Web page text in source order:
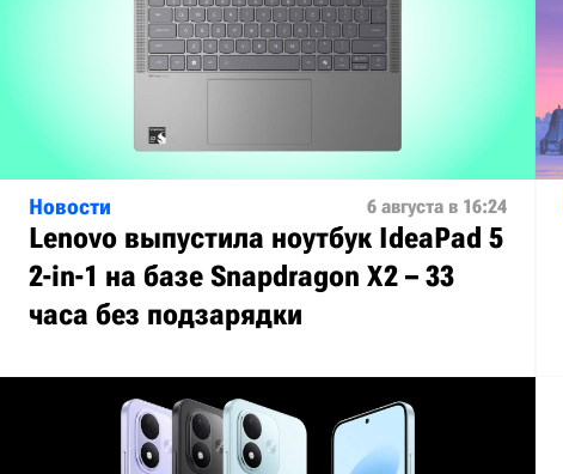
Новости 6 августа в 16:24
Lenovo выпустила ноутбук IdeaPad 5
2-in-1 на базе Snapdragon X2 – 33
часа без подзарядки